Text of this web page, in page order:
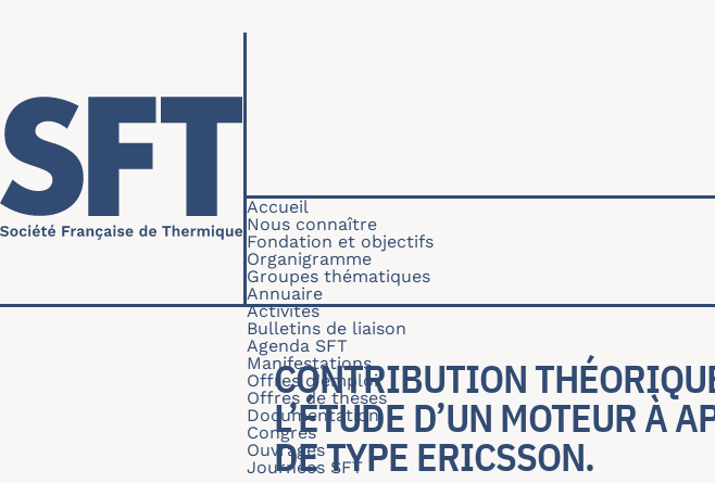
Navigation principale
Accueil
Nous connaître
Fondation et objectifs
Organigramme
Groupes thématiques
Annuaire
Activités
Bulletins de liaison
Agenda SFT
Manifestations
Offres d'emploi
Offres de thèses
Documentation
Congrès
Ouvrages
Journées SFT
CONTRIBUTION
L’ÉTUDE D’UN MOTEUR À
DE TYPE ERICSSON.